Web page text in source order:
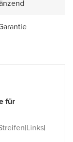
für
|Links|